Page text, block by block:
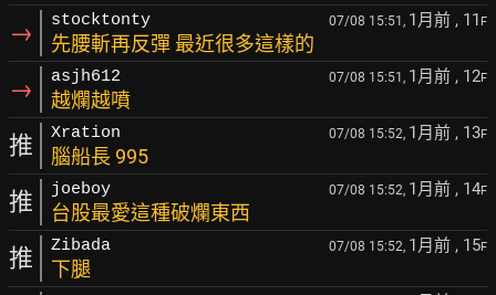
→ stocktonty 07/08 15:51, 1月前 , 11 F
先腰斬再反彈 最近很多這樣的
→ asjh612 07/08 15:51, 1月前 , 12F
越爛越噴
推 Xration 07/08 15:52, 1月前 , 13F
腦船長 995
推 joeboy 07/08 15:52, 1月前 , 14F
台股最愛這種破爛東西
推 Zibada 07/08 15:52, 1月前 , 15F
下腿